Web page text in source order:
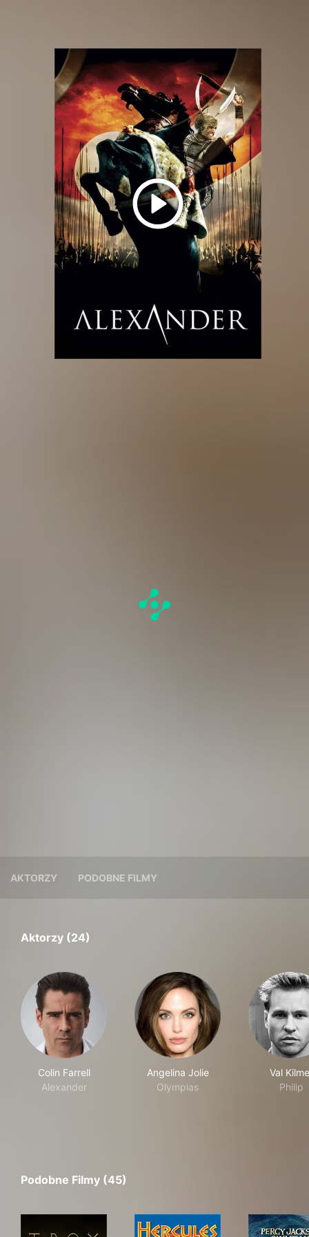
AKTORZY PODOBNE FILMY
Aktorzy (24)
Colin Farrell
Alexander
Angelina Jolie
Olympias
Val
Philip
Podobne Filmy (45)